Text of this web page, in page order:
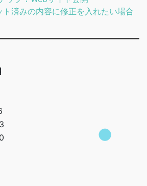
ト済みの内容に修正を入れたい場合